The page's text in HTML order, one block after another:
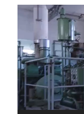
Lecteur